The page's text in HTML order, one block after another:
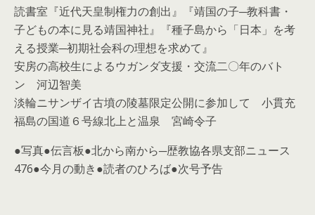
読書室『近代天皇制権力の創出』『靖国の子─教科書・
子どもの本に見る靖国神社』『種子島から「日本」を考
える授業─初期社会科の理想を求めて』
安房の高校生によるウガンダ支援・交流二〇年のバト
ン 河辺智美
淡輪ニサンザイ古墳の陵墓限定公開に参加して 小貫充
福島の国道６号線北上と温泉 宮崎令子
●写真●伝言板●北から南から─歴教協各県支部ニュース
476●今月の動き●読者のひろば●次号予告